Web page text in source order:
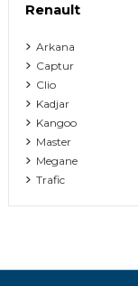
Renault
Arkana
Captur
Clio
Kadjar
Kangoo
Master
Megane
Trafic